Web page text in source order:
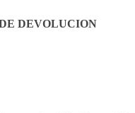
DEVOLUCION